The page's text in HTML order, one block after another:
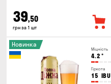
39,50
грн за 1 шт
Міцність
4.2 °
Гіркота
15 IBU
Новинка